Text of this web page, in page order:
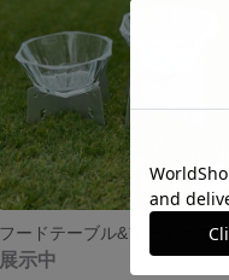
フードテーブル&フードボウル【組み立て式】 フードラック フード皿 犬食器
展示中